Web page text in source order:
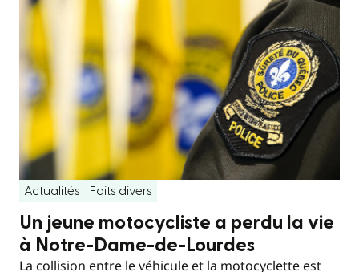
Actualités Faits divers
Un jeune motocycliste a perdu la vie
à Notre-Dame-de-Lourdes
La collision entre le véhicule et la motocyclette est